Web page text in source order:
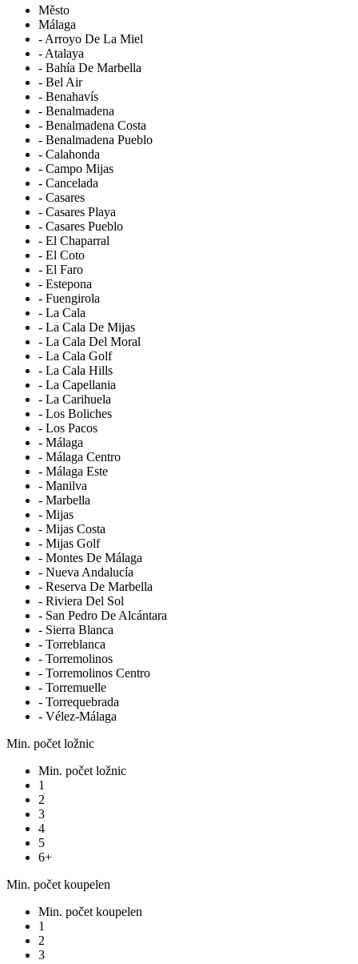
Město
Málaga
- Arroyo De La Miel
- Atalaya
- Bahía De Marbella
- Bel Air
- Benahavís
- Benalmadena
- Benalmadena Costa
- Benalmadena Pueblo
- Calahonda
- Campo Mijas
- Cancelada
- Casares
- Casares Playa
- Casares Pueblo
- El Chaparral
- El Coto
- El Faro
- Estepona
- Fuengirola
- La Cala
- La Cala De Mijas
- La Cala Del Moral
- La Cala Golf
- La Cala Hills
- La Capellania
- La Carihuela
- Los Boliches
- Los Pacos
- Málaga
- Málaga Centro
- Málaga Este
- Manilva
- Marbella
- Mijas
- Mijas Costa
- Mijas Golf
- Montes De Málaga
- Nueva Andalucía
- Reserva De Marbella
- Riviera Del Sol
- San Pedro De Alcántara
- Sierra Blanca
- Torreblanca
- Torremolinos
- Torremolinos Centro
- Torremuelle
- Torrequebrada
- Vélez-Málaga
Min. počet ložnic
Min. počet ložnic
1
2
3
4
5
6+
Min. počet koupelen
Min. počet koupelen
1
2
3